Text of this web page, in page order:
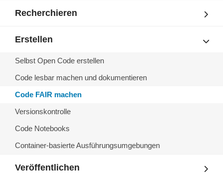
Recherchieren
Erstellen
Selbst Open Code erstellen
Code lesbar machen und dokumentieren
Code FAIR machen
Versionskontrolle
Code Notebooks
Container-basierte Ausführungsumgebungen
Veröffentlichen